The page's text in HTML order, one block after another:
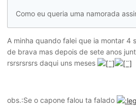
Como eu queria uma namorada
A minha quando falei que ia montar 4
de brava mas depois de sete anos
rsrsrsrsrs daqui uns meses
obs.:Se o capone falou ta falado